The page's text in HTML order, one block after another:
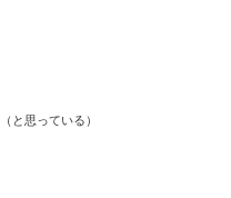
（と思っている）